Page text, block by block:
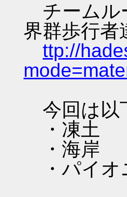
チームル
界群歩行者
ttp://
今回は以
・凍土
・海岸
・パイオ